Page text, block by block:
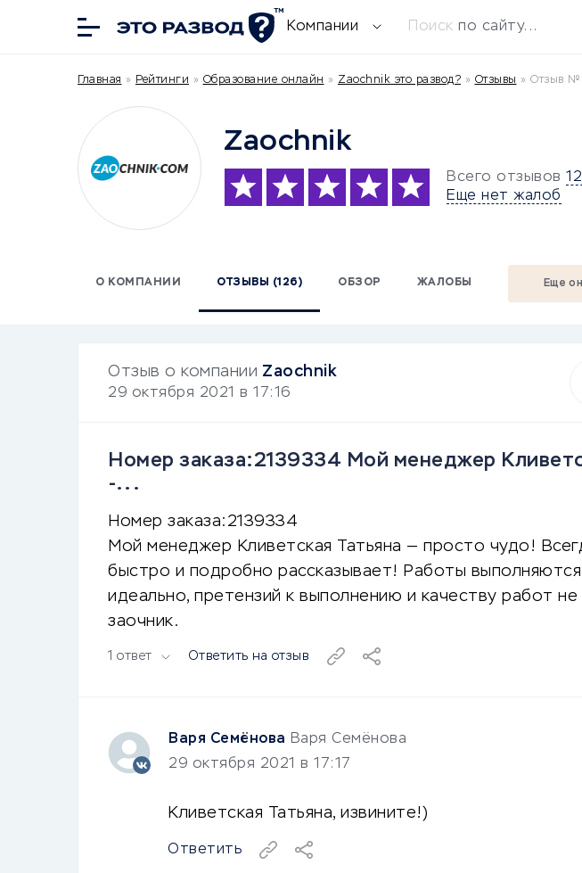
Компании Поиск по сайту...
Главная » Рейтинги » Образование онлайн » Zaochnik это развод? » Отзывы » Отзыв №
Zaochnik
Всего отзывов
Еще нет жалоб
О КОМПАНИИ ОТЗЫВЫ (126) ОБЗОР ЖАЛОБЫ Еще
Отзыв о компании Zaochnik
29 октября 2021 в 17:16
Номер заказа:2139334 Мой менеджер
-...
Номер заказа:2139334
Мой менеджер Кливетская Татьяна — просто чудо!
быстро и подробно рассказывает! Работы выполняются
идеально, претензий к выполнению и качеству работ
заочник.
1 ответ Ответить на отзыв
Варя Семёнова Варя Семёнова
29 октября 2021 в 17:17
Кливетская Татьяна, извините!)
Ответить